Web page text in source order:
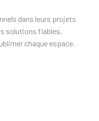
dans leurs projets
solutions fiables,
chaque espace.